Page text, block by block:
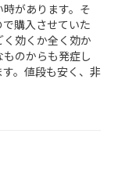
があります。そ
購入させていた
効くか全く効か
のからも発症し
。値段も安く、非